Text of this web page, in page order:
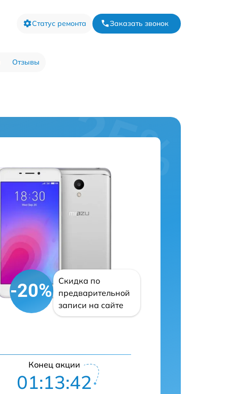
Статус ремонта Заказать звонок
Отзывы
-20%
Скидка по
предварительной
записи на сайте
Конец акции
01:13:41